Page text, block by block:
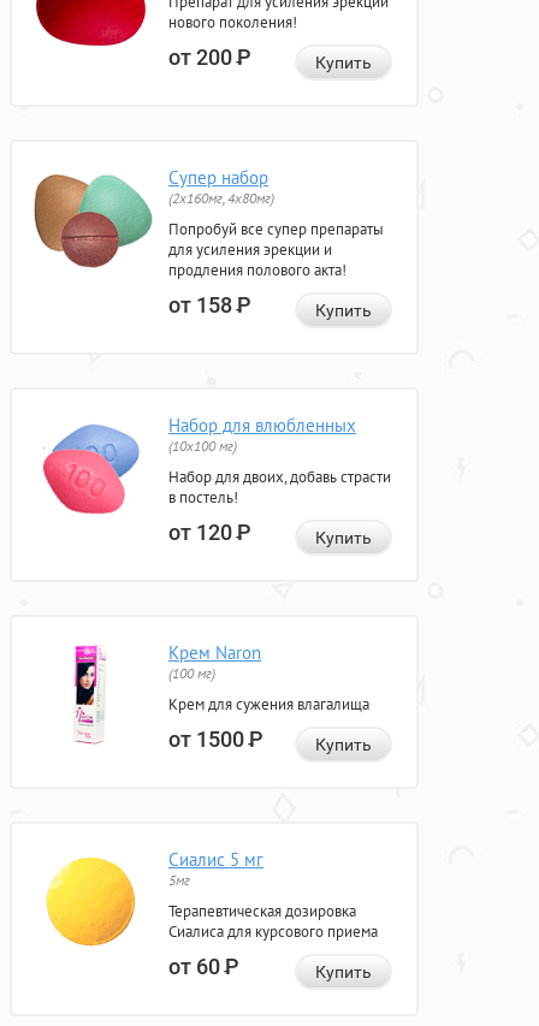
нового поколения!
от 200Р Купить
Супер набор
(2х160мг, 4х80мг)
Попробуй все супер препараты
для усиления эрекции и
продления полового акта!
от 158Р Купить
Набор для влюбленных
(10х100 мг)
Набор для двоих, добавь страсти
в постель!
от 120Р Купить
Крем Naron
(100 мг)
Крем для сужения влагалища
от 1500Р Купить
Сиалис 5 мг
5мг
Терапевтическая дозировка
Сиалиса для курсового приема
от 60Р Купить